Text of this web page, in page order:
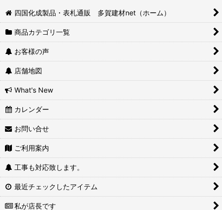
四国化成製品・表札通販 多賀建材net（ホーム）
商品カテゴリ一覧
お客様の声
店舗地図
What's New
カレンダー
お問い合せ
ご利用案内
工事も対応致します。
最近チェックしたアイテム
私が店長です